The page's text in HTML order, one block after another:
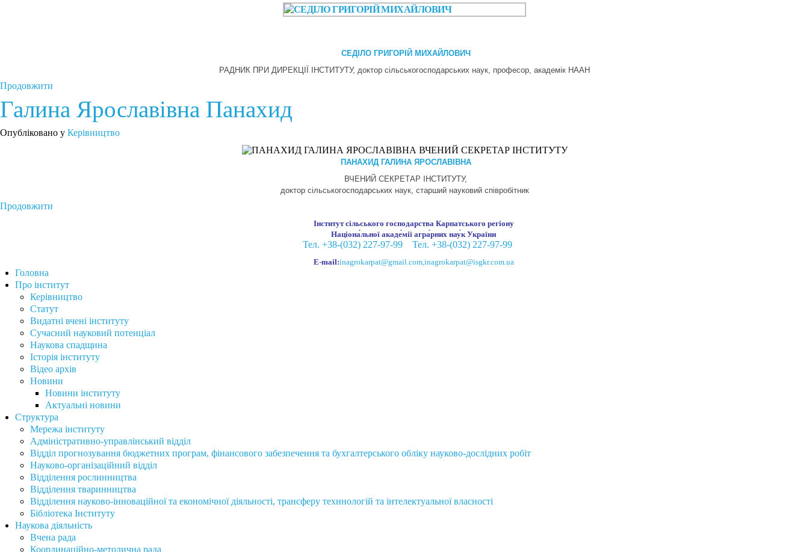
СЕДІЛО ГРИГОРІЙ МИХАЙЛОВИЧ
РАДНИК ПРИ ДИРЕКЦІЇ ІНСТИТУТУ, доктор сільськогосподарських наук, професор, академік НААН
Продовжити
Галина Ярославівна Панахид
Опубліковано у Керівництво
ПАНАХИД ГАЛИНА ЯРОСЛАВІВНА
ВЧЕНИЙ СЕКРЕТАР ІНСТИТУТУ,
доктор сільськогосподарських наук, старший науковий співробітник
Продовжити
Інститут сільського господарства Карпатського регіону
Націона́льної акаде́мії агра́рних нау́к України
Тел. +38-(032) 227-97-99 Тел. +38-(032) 227-97-99
E-mail:inagrokarpat@gmail.com, inagrokarpat@isgkr.com.ua
Головна
Про інститут
Керівництво
Статут
Видатні вчені інституту
Сучасний науковий потенціал
Наукова спадщина
Історія інституту
Відео архів
Новини
Новини інституту
Актуальні новини
Структура
Мережа інституту
Адміністративно-управлінський відділ
Відділ прогнозування бюджетних програм, фінансового забезпечення та бухгалтерського обліку науково-дослідних робіт
Науково-організаційний відділ
Відділення рослинництва
Відділення тваринництва
Відділення науково-інноваційної та економічної діяльності, трансферу техннологій та інтелектуальної власності
Бібліотека Інституту
Наукова діяльність
Вчена рада
Координаційно-методична рада